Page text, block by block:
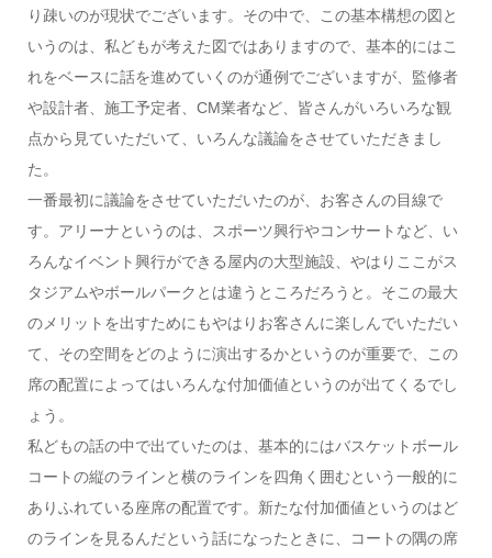
り疎いのが現状でございます。その中で、この基本構想の図と
いうのは、私どもが考えた図ではありますので、基本的にはこ
れをベースに話を進めていくのが通例でございますが、監修者
や設計者、施工予定者、CM業者など、皆さんがいろいろな観
点から見ていただいて、いろんな議論をさせていただきまし
た。
一番最初に議論をさせていただいたのが、お客さんの目線で
す。アリーナというのは、スポーツ興行やコンサートなど、い
ろんなイベント興行ができる屋内の大型施設、やはりここがス
タジアムやボールパークとは違うところだろうと。そこの最大
のメリットを出すためにもやはりお客さんに楽しんでいただい
て、その空間をどのように演出するかというのが重要で、この
席の配置によってはいろんな付加価値というのが出てくるでし
ょう。
私どもの話の中で出ていたのは、基本的にはバスケットボール
コートの縦のラインと横のラインを四角く囲むという一般的に
ありふれている座席の配置です。新たな付加価値というのはど
のラインを見るんだという話になったときに、コートの隅の席